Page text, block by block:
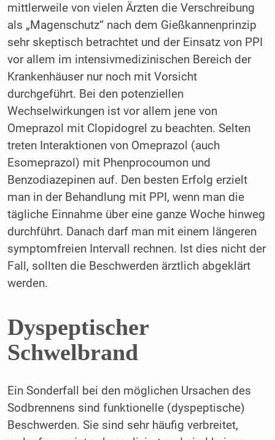
mittlerweile von vielen Ärzten die Verschreibung
als „Magenschutz“ nach dem Gießkannenprinzip
sehr skeptisch betrachtet und der Einsatz von PPI
vor allem im intensivmedizinischen Bereich der
Krankenhäuser nur noch mit Vorsicht
durchgeführt. Bei den potenziellen
Wechselwirkungen ist vor allem jene von
Omeprazol mit Clopido­grel zu beachten. Selten
treten Interaktionen von Omeprazol (auch
Esomeprazol) mit Phenprocoumon und
Benzodiazepinen auf. Den besten Erfolg erzielt
man in der Behandlung mit PPI, wenn man die
tägliche Einnahme über eine ganze Woche hinweg
durchführt. Danach darf man mit einem längeren
symptomfreien Intervall rechnen. Ist dies nicht der
Fall, sollten die Beschwerden ärztlich abgeklärt
werden.
Dyspeptischer
Schwelbrand
Ein Sonderfall bei den möglichen Ursachen des
Sodbrennens sind funktionelle (dyspeptische)
Beschwerden. Sie sind sehr häufig verbreitet,